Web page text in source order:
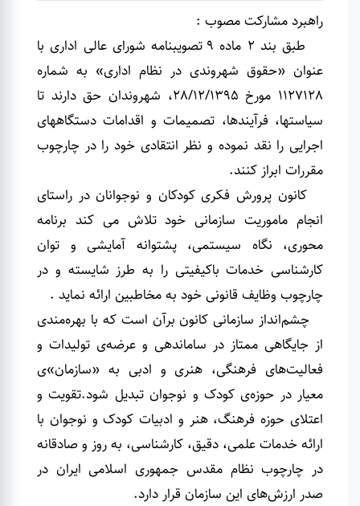
راهبرد مشارکت مصوب :
طبق بند 2 ماده 9 تصویب­نامه شورای عالی اداری با
عنوان «حقوق شهروندی در نظام اداری» به شماره
1127128 مورخ 28/12/1395، شهروندان حق دارند تا
سیاست­ها، فرآیندها، تصمیمات و اقدامات دستگاه­های
اجرایی را نقد نموده و نظر انتقادی خود را در چارچوب
مقررات ابراز کنند.
کانون پرورش فکری کودکان و نوجوانان در راستای
انجام ماموریت سازمانی خود تلاش می کند برنامه
محوری، نگاه سیستمی، پشتوانه آمایشی و توان
کارشناسی خدمات باکیفیتی را به طرز شایسته و در
چارچوب وظایف قانونی خود به مخاطبین ارائه نماید .
چشم‌انداز سازمانی کانون برآن است که با بهره‌مندی
از جایگاهی ممتاز در ساماندهی و عرضه‌ی تولیدات و
فعالیت‌های فرهنگی، هنری و ادبی به «سازمان»ی
معیار در حوزه‌ی کودک و نوجوان تبدیل شود.تقویت و
اعتلای حوزه فرهنگ، هنر و ادبیات کودک و نوجوان با
ارائه خدمات علمی، دقیق، کارشناسی، به روز و صادقانه
در چارچوب نظام مقدس جمهوری اسلامی ایران در
صدر ارزش‌های این سازمان قرار دارد.